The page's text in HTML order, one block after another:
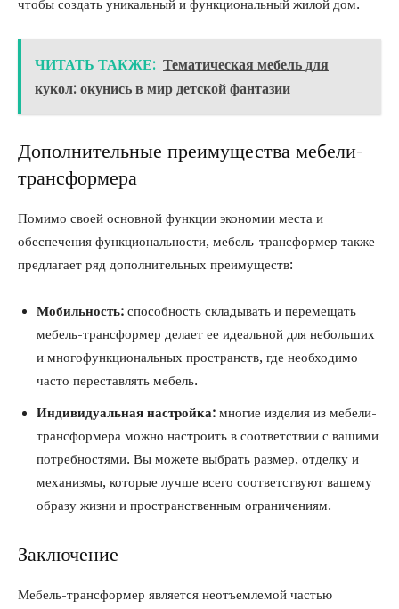
чтобы создать уникальный и функциональный жилой дом.
ЧИТАТЬ ТАКЖЕ: Тематическая мебель для
кукол: окунись в мир детской фантазии
Дополнительные преимущества мебели-
трансформера
Помимо своей основной функции экономии места и
обеспечения функциональности, мебель-трансформер также
предлагает ряд дополнительных преимуществ:
Мобильность: способность складывать и перемещать
мебель-трансформер делает ее идеальной для небольших
и многофункциональных пространств, где необходимо
часто переставлять мебель.
Индивидуальная настройка: многие изделия из мебели-
трансформера можно настроить в соответствии с вашими
потребностями. Вы можете выбрать размер, отделку и
механизмы, которые лучше всего соответствуют вашему
образу жизни и пространственным ограничениям.
Заключение
Мебель-трансформер является неотъемлемой частью